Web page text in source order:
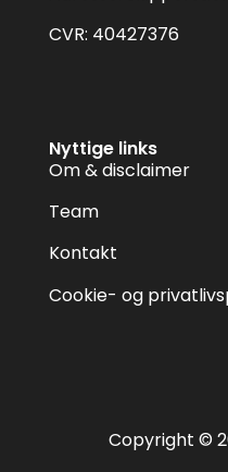
CVR: 40427376
Nyttige links
Om & disclaimer
Team
Kontakt
Cookie- og
Copyright ©